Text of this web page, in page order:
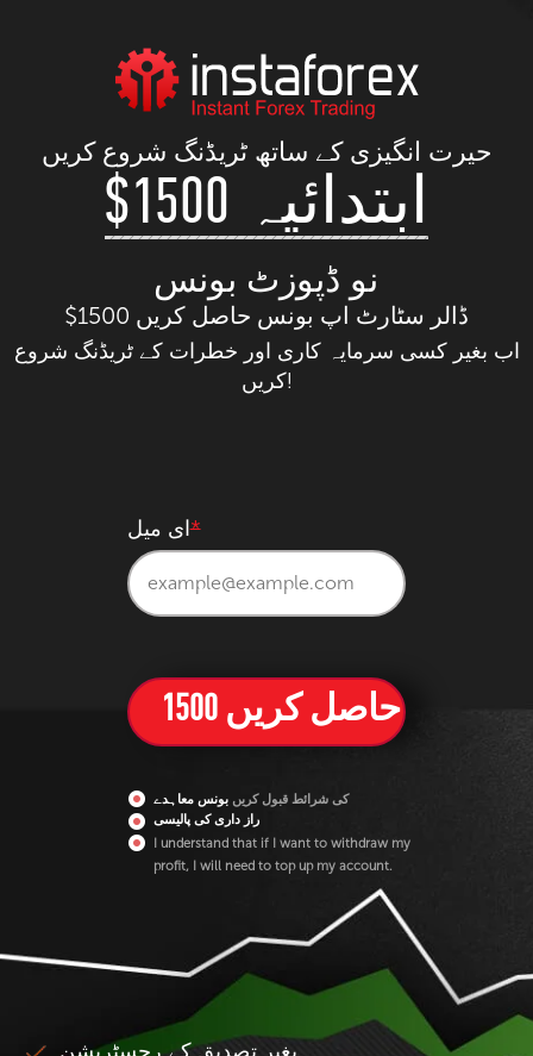
حیرت انگیزی کے ساتھ ٹریڈنگ شروع کریں
$1500 ابتدائیہ
نو ڈپوزٹ بونس
$1500 ڈالر سٹارٹ اپ بونس حاصل کریں
اب بغیر کسی سرمایہ کاری اور خطرات کے ٹریڈنگ شروع
کریں!
ای میل*
کی شرائط قبول کریںبونس معاہدے
راز داری کی پالیسی
I understand that if I want to withdraw my
profit, I will need to top up my account.